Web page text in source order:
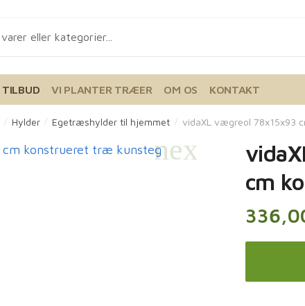
TILBUD VI PLANTER TRÆER OM OS KONTAKT
/ Hylder / Egetræshylder til hjemmet / vidaXL vægreol 78x15x93
cm